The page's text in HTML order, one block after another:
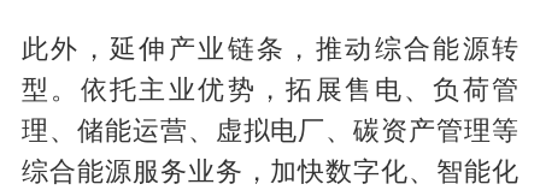
此外，延伸产业链条，推动综合能源转
型。依托主业优势，拓展售电、负荷管
理、储能运营、虚拟电厂、碳资产管理等
综合能源服务业务，加快数字化、智能化